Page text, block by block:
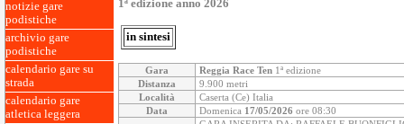
notizie gare
podistiche
archivio gare
podistiche
calendario gare su
strada
calendario gare
atletica leggera
1ª edizione anno 2026
in sintesi
Gara Reggia Race Ten 1ª edizione
Distanza
9.900 metri
Località
Caserta (Ce) Italia
Data
Domenica 17/05/2026 ore 08:30